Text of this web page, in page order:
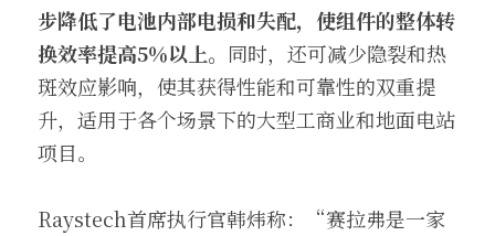
步降低了电池内部电损和失配，使组件的整体转
换效率提高5％以上。 同时，还可减少隐裂和热
斑效应影响，使其获得性能和可靠性的双重提
升，适用于各个场景下的大型工商业和地面电站
项目。
Raystech首席执行官韩炜称：“赛拉弗是一家